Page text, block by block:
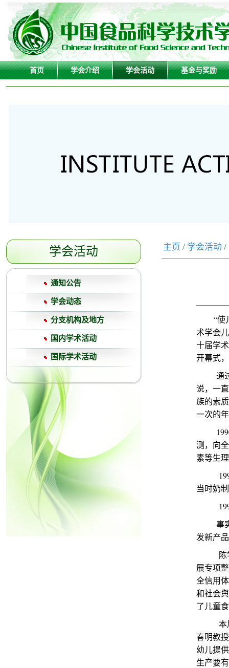
首页 学会介绍 学会活动 基金与奖励
学会活动
通知公告
学会动态
分支机构及地方
国内学术活动
国际学术活动
主页 / 学会活动 /
“使儿
术学会
十届学
开幕式
通过
说，一
族的素
一次的
1990
测，向
素等生
1994
当时奶
1996
事实
发新产
陈学
展专项
全信用
和社会
了儿童
本届
春明教
幼儿提
生产要